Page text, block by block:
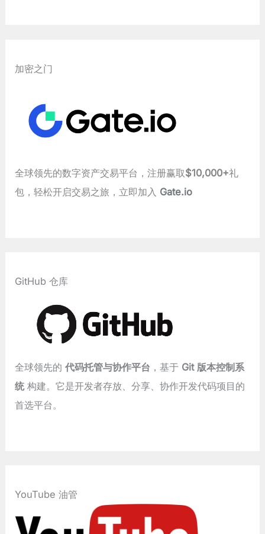
加密之门
全球领先的数字资产交易平台，注册赢取$10,000+礼
包，轻松开启交易之旅，立即加入 Gate.io
GitHub 仓库
全球领先的代码托管与协作平台 ，基于 Git 版本控制系
统构建。它是开发者存放、分享、协作开发代码项目的
首选平台。
YouTube 油管